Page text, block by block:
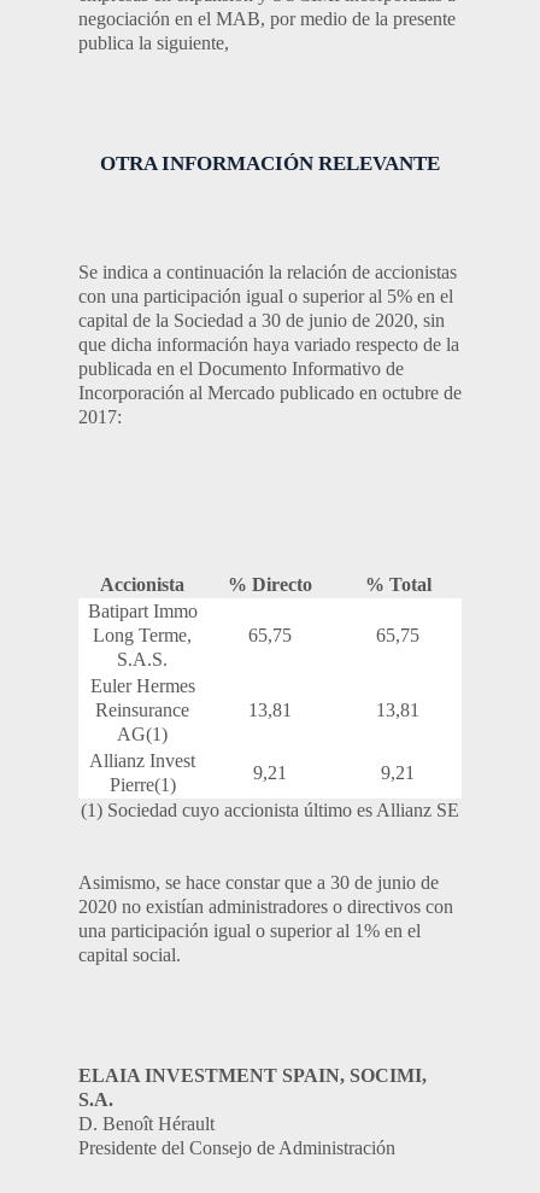
negociación en el MAB, por medio de la presente
publica la siguiente,
OTRA INFORMACIÓN RELEVANTE
Se indica a continuación la relación de accionistas
con una participación igual o superior al 5% en el
capital de la Sociedad a 30 de junio de 2020, sin
que dicha información haya variado respecto de la
publicada en el Documento Informativo de
Incorporación al Mercado publicado en octubre de
2017:
Accionista % Directo
% Total
Batipart Immo
Long Terme,
S.A.S.
65,75 65,75
Euler Hermes
Reinsurance
AG(1)
13,81 13,81
Allianz Invest
Pierre(1)
9,21
9,21
(1) Sociedad cuyo accionista último es Allianz SE
Asimismo, se hace constar que a 30 de junio de
2020 no existían administradores o directivos con
una participación igual o superior al 1% en el
capital social.
ELAIA INVESTMENT SPAIN, SOCIMI,
S.A.
D. Benoît Hérault
Presidente del Consejo de Administración